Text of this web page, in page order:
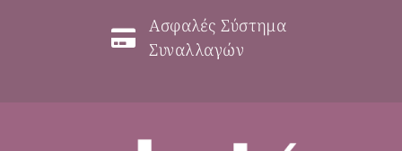
Ασφαλές Σύστημα
Συναλλαγών